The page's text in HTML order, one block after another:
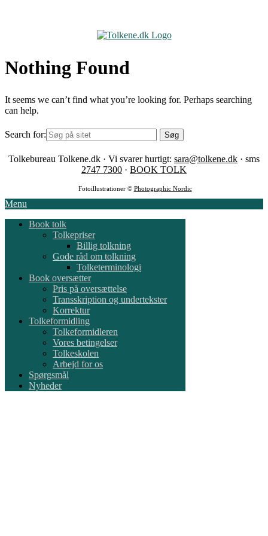
Nothing Found
It seems we can’t find what you’re looking for. Perhaps searching
can help.
Search for:
Tolkebureau Tolkene.dk · Vi svarer hurtigt: sara@tolkene.dk · sms
2747 7300 · BOOK TOLK
Fotoillustrationer © Photographic Nordic
Menu
Book tolk
Tolkepriser
Billig tolkning
Gode råd om tolkning
Tolketerminologi
Book oversætter
Pris på oversættelse
Transskription og undertekster
Korrektur
Tolkeformidling
Tolkeformidleren
Vores betingelser
Tolkeskolen
Arbejd for os
Spørgsmål
Nyheder